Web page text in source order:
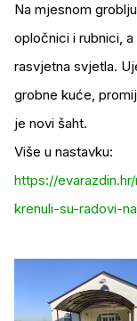
Na mjesnom
opločnici i rubnici,
rasvjetna svjetla.
grobne kuće,
je novi šaht.
Više u nastavku:
https://
krenuli-su-radovi-